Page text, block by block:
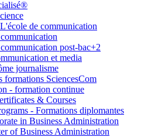
de communication
post-bac+2
et media
journalisme
formations SciencesCom
- formation continue
& Courses
- Formations diplomantes
in Business Administration
of Business Administration